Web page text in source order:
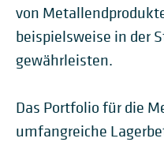
von
beispielsweise in der
gewährleisten.
Das Portfolio für die
umfangreiche